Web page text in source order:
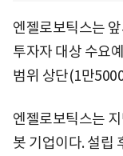
엔젤로보틱스는
투자자 대상 수요
범위 상단(1만
엔젤로보틱스는
봇 기업이다. 설립